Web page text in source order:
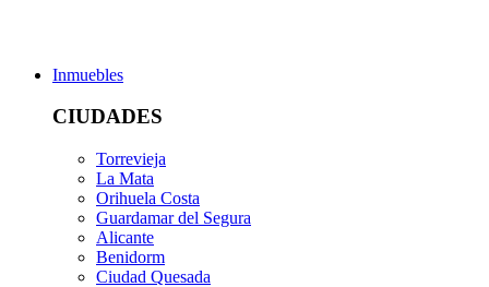
Inmuebles
CIUDADES
Torrevieja
La Mata
Orihuela Costa
Guardamar del Segura
Alicante
Benidorm
Ciudad Quesada